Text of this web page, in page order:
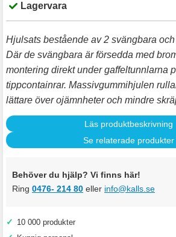
Lagervara
Hjulsats bestående av 2 svängbara
Där de svängbara är försedda med
montering direkt under gaffeltunnlarna
tippcontainrar. Massivgummihjulen
lättare över ojämnheter och mindre
Läs produktbeskrivning
Se relaterade produkter
Behöver du hjälp? Vi finns här!
Ring 0476- 214 80 eller info@kalls.se
✓ 10 000 produkter